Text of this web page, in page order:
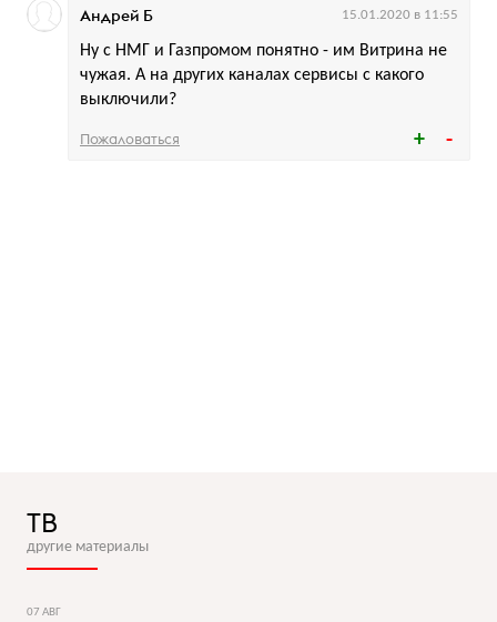
Ну с НМГ и Газпромом понятно - им Витрина не
чужая. А на других каналах сервисы с какого
выключили?
Андрей Б 15.01.2020 в 11:55
Пожаловаться
ТВ
другие материалы
07 АВГ